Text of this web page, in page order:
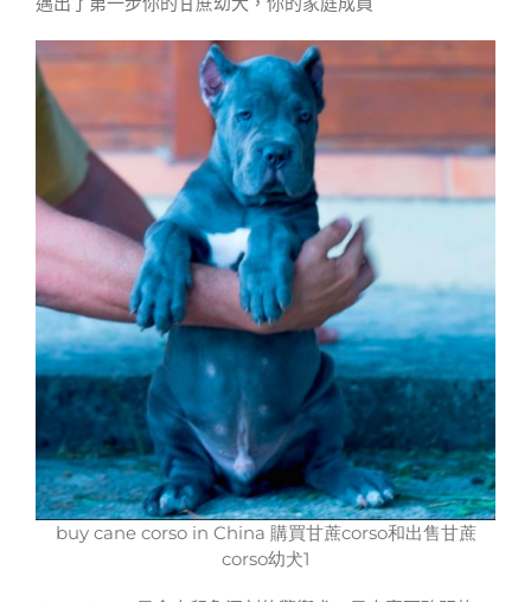
buy cane corso in China 購買甘蔗corso和出售甘蔗
corso幼犬1